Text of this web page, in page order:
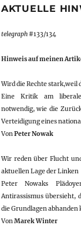
AKTUELLE
telegraph#133/134
Hinweis auf meinen
Wird die Rechte stark,weil
Eine Kritik am
notwendig, wie die
Verteidigung eines
VonPeter Nowak
Wir reden über Flucht
aktuellen Lage der Linken
Peter Nowaks
Antirassismus übersieht,
die Grundlagen abhanden
VonMarek Winter